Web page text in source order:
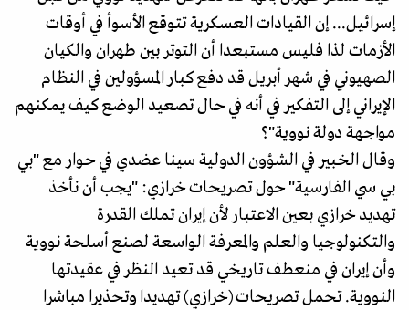
إسرائيل... إن القيادات العسكرية تتوقع الأسوأ في أوقات
الأزمات لذا فليس مستبعدا أن التوتر بين طهران والكيان
الصهيوني في شهر أبريل قد دفع كبار المسؤولين في النظام
الإيراني إلى التفكير في أنه في حال تصعيد الوضع كيف يمكنهم
مواجهة دولة نووية"؟
وقال الخبير في الشؤون الدولية سينا عضدي في حوار مع "بي
بي سي الفارسية" حول تصريحات خرازي: "يجب أن نأخذ
تهديد خرازي بعين الاعتبار لأن إيران تملك القدرة
والتكنولوجيا والعلم والمعرفة الواسعة لصنع أسلحة نووية
وأن إيران في منعطف تاريخي قد تعيد النظر في عقيدتها
النووية. تحمل تصريحات (خرازي) تهديدا وتحذيرا مباشرا